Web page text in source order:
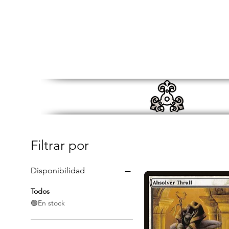
Filtrar por
Disponibilidad
Todos
🟢En stock